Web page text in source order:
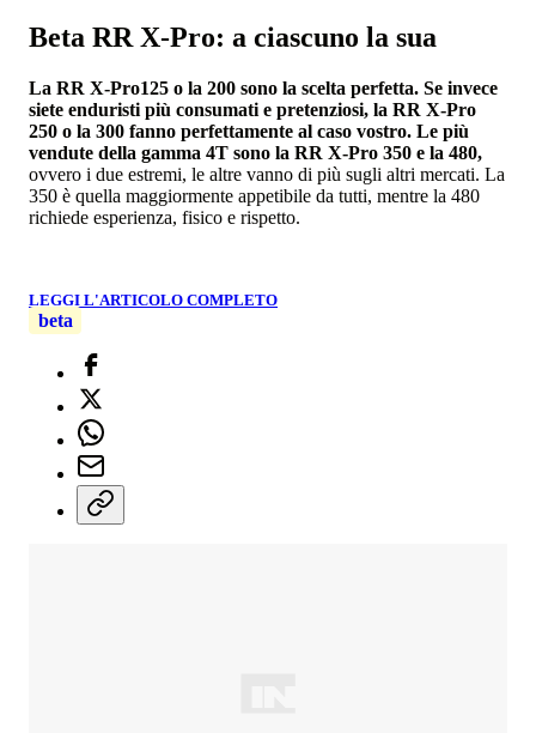
Beta RR X-Pro: a ciascuno la sua
La RR X-Pro125 o la 200 sono la scelta perfetta. Se invece
siete enduristi più consumati e pretenziosi, la RR X-Pro
250 o la 300 fanno perfettamente al caso vostro. Le più
vendute della gamma 4T sono la RR X-Pro 350 e la 480,
ovvero i due estremi, le altre vanno di più sugli altri mercati. La
350 è quella maggiormente appetibile da tutti, mentre la 480
richiede esperienza, fisico e rispetto.
LEGGI L'ARTICOLO COMPLETO
beta